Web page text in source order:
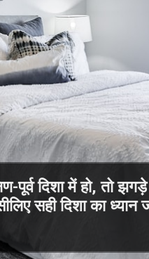
पूर्व दिशा में हो, तो